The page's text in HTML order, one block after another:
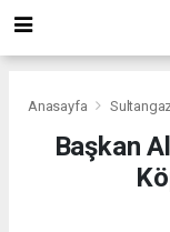
Anasayfa
Başkan